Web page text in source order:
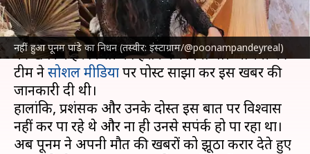
नहीं हुआ पूनम पांडे का निधन (तस्वीर: इंस्टाग्राम/@poonampandeyreal)
क्या है खबर?
मॉडल और अभिनेत्रीपूनम पांडेकी सर्वाइकल कैंसर से मौत
की खबर ने हर किसी को हैरान कर दिया था। अभिनेत्री की
टीम नेसोशल मीडियापर पोस्ट साझा कर इस खबर की
जानकारी दी थी।
हालांकि, प्रशंसक और उनके दोस्त इस बात पर विश्वास
नहीं कर पा रहे थे और ना ही उनसे सपंर्क हो पा रहा था।
अब पूनम ने अपनी मौत की खबरों को झूठा करार देते हुए